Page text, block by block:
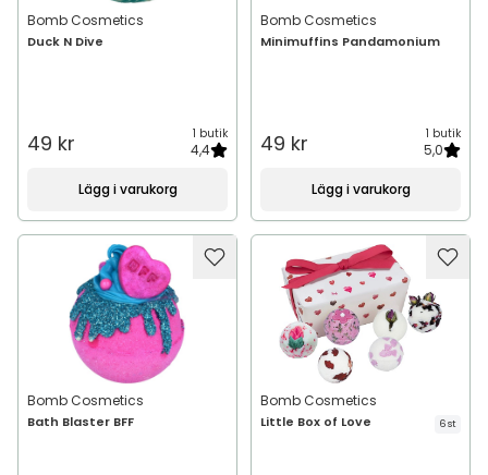
Bomb Cosmetics
Duck N Dive
49 kr 1 butik
4,4
Lägg i varukorg
Bomb Cosmetics
Minimuffins Pandamonium
49 kr 1 butik
5,0
Lägg i varukorg
Bomb Cosmetics
Bath Blaster BFF
Bomb Cosmetics
Little Box of Love 6 st